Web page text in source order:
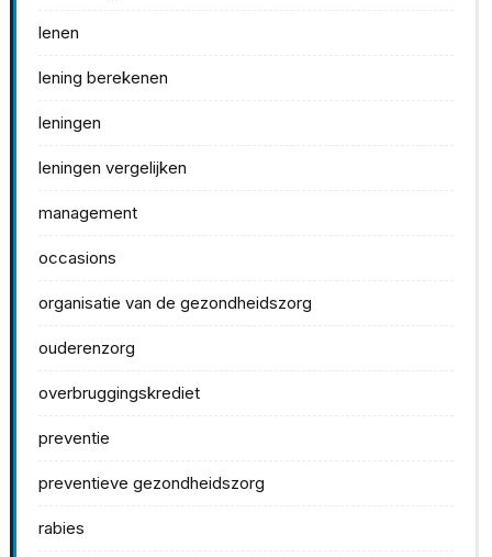
lenen
lening berekenen
leningen
leningen vergelijken
management
occasions
organisatie van de gezondheidszorg
ouderenzorg
overbruggingskrediet
preventie
preventieve gezondheidszorg
rabies